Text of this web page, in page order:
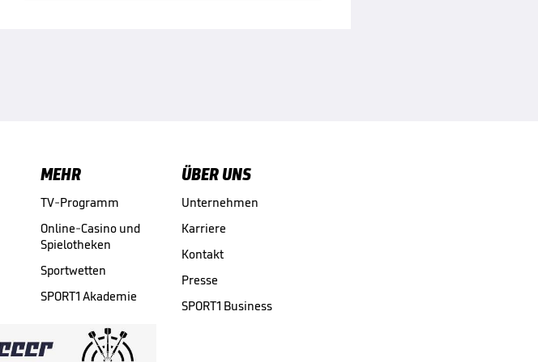
MEHR
TV-Programm
Online-Casino und
Spielotheken
Sportwetten
SPORT1 Akademie
ÜBER UNS
Unternehmen
Karriere
Kontakt
Presse
SPORT1 Business